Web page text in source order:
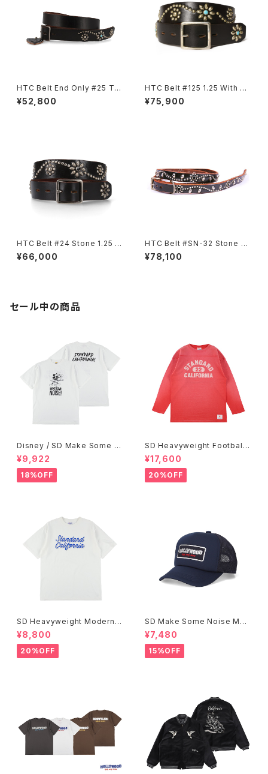
HTC Belt End Only #25 TQ
LG 1.25
¥52,800
HTC Belt #125 1.25 With En
d
¥75,900
HTC Belt #24 Stone 1.25 W
ith End
¥66,000
HTC Belt #SN-32 Stone 0.
75
¥78,100
セール中の商品
Disney / SD Make Some N
oise T
¥9,922
18%OFF
SD Heavyweight Football
Logo LS T VW
¥17,600
20%OFF
SD Heavyweight Modern T
wist Signs Logo T
¥8,800
20%OFF
SD Make Some Noise Mes
h Cap
¥7,480
15%OFF